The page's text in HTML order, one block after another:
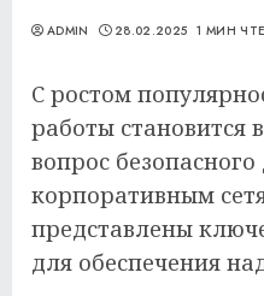
ADMIN 28.02.2025 1 МИН
С ростом
работы становится
вопрос безопасного
корпоративным
представлены
для обеспечения